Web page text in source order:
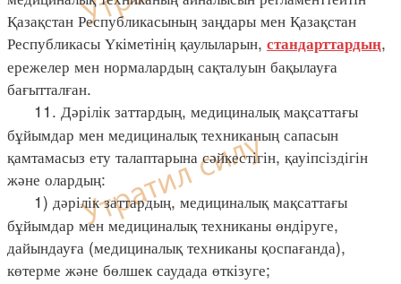
Қазақстан Республикасының заңдары мен Қазақстан
Республикасы Үкіметінің қаулыларын, стандарттардың,
ережелер мен нормалардың сақталуын бақылауға
бағытталған.
11. Дәрілік заттардың, медициналық мақсаттағы
бұйымдар мен медициналық техниканың сапасын
қамтамасыз ету талаптарына сәйкестігін, қауіпсіздігін
және олардың:
1) дәрілік заттардың, медициналық мақсаттағы
бұйымдар мен медициналық техниканы өндіруге,
дайындауға (медициналық техниканы қоспағанда),
көтерме және бөлшек саудада өткізуге;